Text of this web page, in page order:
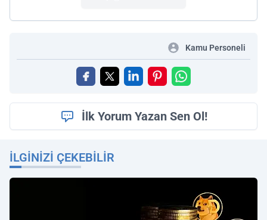
Kamu Personeli
İlk Yorum Yazan Sen Ol!
İLGINIZI ÇEKEBILIR